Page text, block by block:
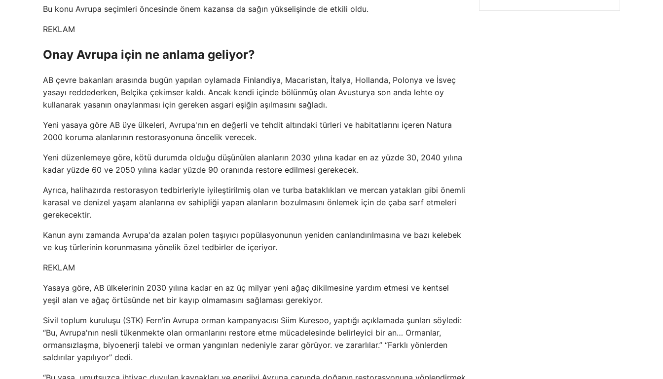
Bu konu Avrupa seçimleri öncesinde önem kazansa da sağın yükselişinde de etkili oldu.
REKLAM
Onay Avrupa için ne anlama geliyor?
AB çevre bakanları arasında bugün yapılan oylamada Finlandiya, Macaristan, İtalya, Hollanda, Polonya ve İsveç
yasayı reddederken, Belçika çekimser kaldı. Ancak kendi içinde bölünmüş olan Avusturya son anda lehte oy
kullanarak yasanın onaylanması için gereken asgari eşiğin aşılmasını sağladı.
Yeni yasaya göre AB üye ülkeleri, Avrupa'nın en değerli ve tehdit altındaki türleri ve habitatlarını içeren Natura
2000 koruma alanlarının restorasyonuna öncelik verecek.
Yeni düzenlemeye göre, kötü durumda olduğu düşünülen alanların 2030 yılına kadar en az yüzde 30, 2040 yılına
kadar yüzde 60 ve 2050 yılına kadar yüzde 90 oranında restore edilmesi gerekecek.
Ayrıca, halihazırda restorasyon tedbirleriyle iyileştirilmiş olan ve turba bataklıkları ve mercan yatakları gibi önemli
karasal ve denizel yaşam alanlarına ev sahipliği yapan alanların bozulmasını önlemek için de çaba sarf etmeleri
gerekecektir.
Kanun aynı zamanda Avrupa'da azalan polen taşıyıcı popülasyonunun yeniden canlandırılmasına ve bazı kelebek
ve kuş türlerinin korunmasına yönelik özel tedbirler de içeriyor.
REKLAM
Yasaya göre, AB ülkelerinin 2030 yılına kadar en az üç milyar yeni ağaç dikilmesine yardım etmesi ve kentsel
yeşil alan ve ağaç örtüsünde net bir kayıp olmamasını sağlaması gerekiyor.
Sivil toplum kuruluşu (STK) Fern'in Avrupa orman kampanyacısı Siim Kuresoo, yaptığı açıklamada şunları söyledi:
“Bu, Avrupa'nın nesli tükenmekte olan ormanlarını restore etme mücadelesinde belirleyici bir an… Ormanlar,
ormansızlaşma, biyoenerji talebi ve orman yangınları nedeniyle zarar görüyor. ve zararlılar.” “Farklı yönlerden
saldırılar yapılıyor” dedi.